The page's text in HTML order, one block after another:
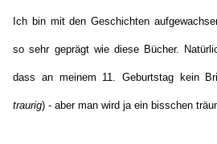
Ich bin mit den Geschichten
so sehr geprägt wie diese Bücher.
dass an meinem 11. Geburtstag kein
traurig) - aber man wird ja ein bisschen